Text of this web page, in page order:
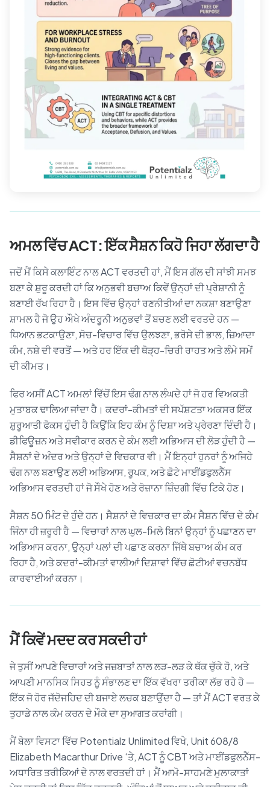
ਅਮਲ ਵਿੱਚ ACT: ਇੱਕ ਸੈਸ਼ਨ ਕਿਹੋ ਜਿਹਾ ਲੱਗਦਾ ਹੈ
ਜਦੋਂ ਮੈਂ ਕਿਸੇ ਕਲਾਇੰਟ ਨਾਲ ACT ਵਰਤਦੀ ਹਾਂ, ਮੈਂ ਇਸ ਗੱਲ ਦੀ ਸਾਂਝੀ ਸਮਝ
ਬਣਾ ਕੇ ਸ਼ੁਰੂ ਕਰਦੀ ਹਾਂ ਕਿ ਅਨੁਭਵੀ ਬਚਾਅ ਕਿਵੇਂ ਉਨ੍ਹਾਂ ਦੀ ਪ੍ਰੇਸ਼ਾਨੀ ਨੂੰ
ਬਣਾਈ ਰੱਖ ਰਿਹਾ ਹੈ। ਇਸ ਵਿੱਚ ਉਨ੍ਹਾਂ ਰਣਨੀਤੀਆਂ ਦਾ ਨਕਸ਼ਾ ਬਣਾਉਣਾ
ਸ਼ਾਮਲ ਹੈ ਜੋ ਉਹ ਔਖੇ ਅੰਦਰੂਨੀ ਅਨੁਭਵਾਂ ਤੋਂ ਬਚਣ ਲਈ ਵਰਤਦੇ ਹਨ —
ਧਿਆਨ ਭਟਕਾਉਣਾ, ਸੋਚ-ਵਿਚਾਰ ਵਿੱਚ ਉਲਝਣਾ, ਭਰੋਸੇ ਦੀ ਭਾਲ, ਜ਼ਿਆਦਾ
ਕੰਮ, ਨਸ਼ੇ ਦੀ ਵਰਤੋਂ — ਅਤੇ ਹਰ ਇੱਕ ਦੀ ਥੋੜ੍ਹ-ਚਿਰੀ ਰਾਹਤ ਅਤੇ ਲੰਮੇ ਸਮੇਂ
ਦੀ ਕੀਮਤ।
ਫਿਰ ਅਸੀਂ ACT ਅਮਲਾਂ ਵਿੱਚੋਂ ਇਸ ਢੰਗ ਨਾਲ ਲੰਘਦੇ ਹਾਂ ਜੋ ਹਰ ਵਿਅਕਤੀ
ਮੁਤਾਬਕ ਢਾਲਿਆ ਜਾਂਦਾ ਹੈ। ਕਦਰਾਂ-ਕੀਮਤਾਂ ਦੀ ਸਪੱਸ਼ਟਤਾ ਅਕਸਰ ਇੱਕ
ਸ਼ੁਰੂਆਤੀ ਫੋਕਸ ਹੁੰਦੀ ਹੈ ਕਿਉਂਕਿ ਇਹ ਕੰਮ ਨੂੰ ਦਿਸ਼ਾ ਅਤੇ ਪ੍ਰੇਰਣਾ ਦਿੰਦੀ ਹੈ।
ਡੀਫਿਊਜ਼ਨ ਅਤੇ ਸਵੀਕਾਰ ਕਰਨ ਦੇ ਕੰਮ ਲਈ ਅਭਿਆਸ ਦੀ ਲੋੜ ਹੁੰਦੀ ਹੈ —
ਸੈਸ਼ਨਾਂ ਦੇ ਅੰਦਰ ਅਤੇ ਉਨ੍ਹਾਂ ਦੇ ਵਿਚਕਾਰ ਵੀ। ਮੈਂ ਇਨ੍ਹਾਂ ਹੁਨਰਾਂ ਨੂੰ ਅਜਿਹੇ
ਢੰਗ ਨਾਲ ਬਣਾਉਣ ਲਈ ਅਭਿਆਸ, ਰੂਪਕ, ਅਤੇ ਛੋਟੇ ਮਾਈਂਡਫੁਲਨੈੱਸ
ਅਭਿਆਸ ਵਰਤਦੀ ਹਾਂ ਜੋ ਸੌਖੇ ਹੋਣ ਅਤੇ ਰੋਜ਼ਾਨਾ ਜ਼ਿੰਦਗੀ ਵਿੱਚ ਟਿਕੇ ਹੋਣ।
ਸੈਸ਼ਨ 50 ਮਿੰਟ ਦੇ ਹੁੰਦੇ ਹਨ। ਸੈਸ਼ਨਾਂ ਦੇ ਵਿਚਕਾਰ ਦਾ ਕੰਮ ਸੈਸ਼ਨ ਵਿੱਚ ਦੇ ਕੰਮ
ਜਿੰਨਾ ਹੀ ਜ਼ਰੂਰੀ ਹੈ — ਵਿਚਾਰਾਂ ਨਾਲ ਘੁਲ-ਮਿਲੇ ਬਿਨਾਂ ਉਨ੍ਹਾਂ ਨੂੰ ਪਛਾਣਨ ਦਾ
ਅਭਿਆਸ ਕਰਨਾ, ਉਨ੍ਹਾਂ ਪਲਾਂ ਦੀ ਪਛਾਣ ਕਰਨਾ ਜਿੱਥੇ ਬਚਾਅ ਕੰਮ ਕਰ
ਰਿਹਾ ਹੈ, ਅਤੇ ਕਦਰਾਂ-ਕੀਮਤਾਂ ਵਾਲੀਆਂ ਦਿਸ਼ਾਵਾਂ ਵਿੱਚ ਛੋਟੀਆਂ ਵਚਨਬੱਧ
ਕਾਰਵਾਈਆਂ ਕਰਨਾ।
ਮੈਂ ਕਿਵੇਂ ਮਦਦ ਕਰ ਸਕਦੀ ਹਾਂ
ਜੇ ਤੁਸੀਂ ਆਪਣੇ ਵਿਚਾਰਾਂ ਅਤੇ ਜਜ਼ਬਾਤਾਂ ਨਾਲ ਲੜ-ਲੜ ਕੇ ਥੱਕ ਚੁੱਕੇ ਹੋ, ਅਤੇ
ਆਪਣੀ ਮਾਨਸਿਕ ਸਿਹਤ ਨੂੰ ਸੰਭਾਲਣ ਦਾ ਇੱਕ ਵੱਖਰਾ ਤਰੀਕਾ ਲੱਭ ਰਹੇ ਹੋ —
ਇੱਕ ਜੋ ਹੋਰ ਜੱਦੋਜਹਿਦ ਦੀ ਬਜਾਏ ਲਚਕ ਬਣਾਉਂਦਾ ਹੈ — ਤਾਂ ਮੈਂ ACT ਵਰਤ ਕੇ
ਤੁਹਾਡੇ ਨਾਲ ਕੰਮ ਕਰਨ ਦੇ ਮੌਕੇ ਦਾ ਸੁਆਗਤ ਕਰਾਂਗੀ।
ਮੈਂ ਬੇਲਾ ਵਿਸਟਾ ਵਿੱਚ Potentialz Unlimited ਵਿਖੇ, Unit 608/8
Elizabeth Macarthur Drive ‘ਤੇ, ACT ਨੂੰ CBT ਅਤੇ ਮਾਈਂਡਫੁਲਨੈੱਸ-
ਅਧਾਰਿਤ ਤਰੀਕਿਆਂ ਦੇ ਨਾਲ ਵਰਤਦੀ ਹਾਂ। ਮੈਂ ਆਮੋ-ਸਾਹਮਣੇ ਮੁਲਾਕਾਤਾਂ